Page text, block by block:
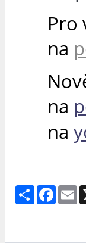
Pro
na
na
na
Share